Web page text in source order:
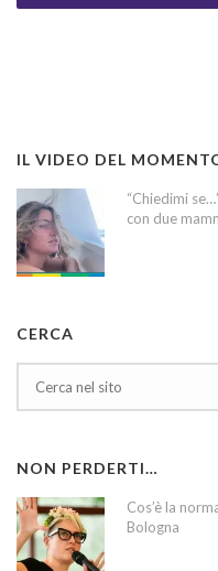
IL VIDEO DEL
“Chiedimi
con due
CERCA
NON PERDERTI…
Cos’è la
Bologna